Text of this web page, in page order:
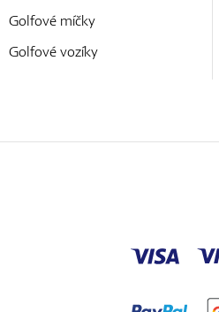
Golfové míčky
Golfové vozíky